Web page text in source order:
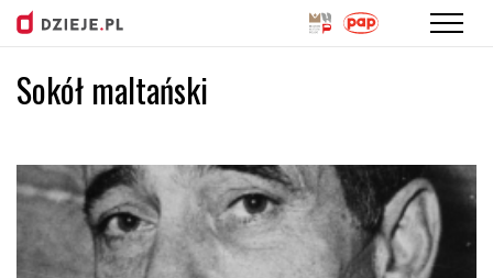
Sokół maltański